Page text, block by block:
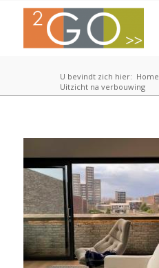
U bevindt zich hier: Home
Uitzicht na verbouwing